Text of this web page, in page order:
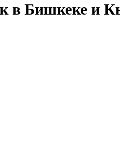
в Бишкеке и